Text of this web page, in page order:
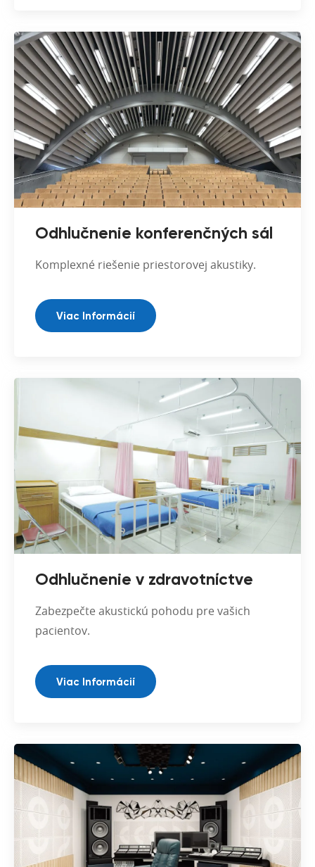
Odhlučnenie konferenčných sál
Komplexné riešenie priestorovej akustiky.
Viac Informácií
Odhlučnenie v zdravotníctve
Zabezpečte akustickú pohodu pre vašich
pacientov.
Viac Informácií